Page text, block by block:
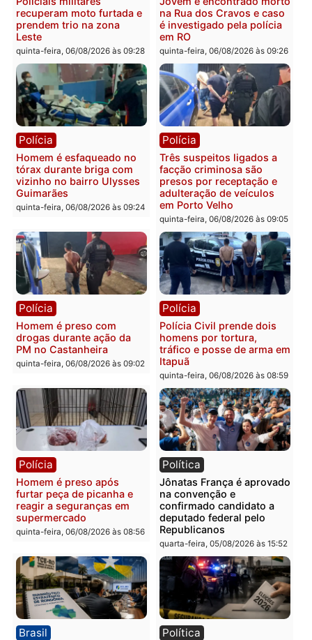
Tragédia na BR-364:
colisão entre caminhão e
carro deixa quatro mortos
em Porto Velho
quinta-feira, 06/08/2026 às 20:51
Ministro Dias Tofolli , do
TSE, determina
e processamento da
que pode levar à perda
mandato da prefeita de
Pimenta Bueno
quinta-feira, 06/08/2026 às
Polícia
Policiais militares
prendem trio na zona
Leste
quinta-feira, 06/08/2026 às 09:28
Polícia
Jovem é encontrado
na Rua dos Cravos e
é investigado pela
em RO
quinta-feira, 06/08/2026 às
Polícia
tórax durante briga com
vizinho no bairro Ulysses
Guimarães
quinta-feira, 06/08/2026 às 09:24
Polícia
Três suspeitos ligados a
facção criminosa são
presos por receptação e
adulteração de veículos
em Porto Velho
quinta-feira, 06/08/2026 às
Homem é preso com
drogas durante ação da
PM no Castanheira
quinta-feira, 06/08/2026 às 09:02
Polícia
Polícia Civil prende dois
homens por tortura,
tráfico e posse de arma
Itapuã
quinta-feira, 06/08/2026 às